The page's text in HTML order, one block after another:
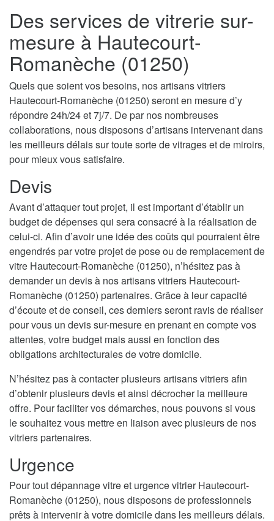
Des services de vitrerie sur-
mesure à Hautecourt-
Romanèche (01250)
Quels que soient vos besoins, nos artisans vitriers
Hautecourt-Romanèche (01250) seront en mesure d’y
répondre 24h/24 et 7j/7. De par nos nombreuses
collaborations, nous disposons d’artisans intervenant dans
les meilleurs délais sur toute sorte de vitrages et de miroirs,
pour mieux vous satisfaire.
Devis
Avant d’attaquer tout projet, il est important d’établir un
budget de dépenses qui sera consacré à la réalisation de
celui-ci. Afin d’avoir une idée des coûts qui pourraient être
engendrés par votre projet de pose ou de remplacement de
vitre Hautecourt-Romanèche (01250), n’hésitez pas à
demander un devis à nos artisans vitriers Hautecourt-
Romanèche (01250) partenaires. Grâce à leur capacité
d’écoute et de conseil, ces derniers seront ravis de réaliser
pour vous un devis sur-mesure en prenant en compte vos
attentes, votre budget mais aussi en fonction des
obligations architecturales de votre domicile.
N’hésitez pas à contacter plusieurs artisans vitriers afin
d’obtenir plusieurs devis et ainsi décrocher la meilleure
offre. Pour faciliter vos démarches, nous pouvons si vous
le souhaitez vous mettre en liaison avec plusieurs de nos
vitriers partenaires.
Urgence
Pour tout dépannage vitre et urgence vitrier Hautecourt-
Romanèche (01250), nous disposons de professionnels
prêts à intervenir à votre domicile dans les meilleurs délais.